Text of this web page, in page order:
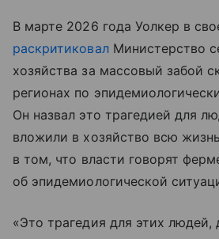
В марте 2026 года Уолкер в
раскритиковалМинистерство
хозяйства за массовый забой
регионах по
Он назвал это трагедией для
вложили в хозяйство всю
в том, что власти говорят
об эпидемиологической
«Это трагедия для этих людей,